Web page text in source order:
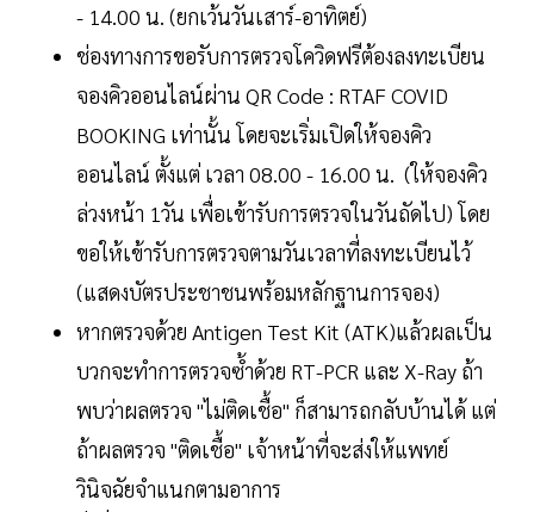
- 14.00 น. (ยกเว้นวันเสาร์-อาทิตย์)
ช่องทางการขอรับการตรวจโควิดฟรีต้องลงทะเบียน
จองคิวออนไลน์ผ่าน QR Code : RTAF COVID
BOOKING เท่านั้น โดยจะเริ่มเปิดให้จองคิว
ออนไลน์ ตั้งแต่ เวลา 08.00 - 16.00 น. (ให้จองคิว
ล่วงหน้า 1วัน เพื่อเข้ารับการตรวจในวันถัดไป) โดย
ขอให้เข้ารับการตรวจตามวันเวลาที่ลงทะเบียนไว้
(แสดงบัตรประชาชนพร้อมหลักฐานการจอง)
หากตรวจด้วย Antigen Test Kit (ATK)แล้วผลเป็น
บวกจะทำการตรวจซ้ำด้วย RT-PCR และ X-Ray ถ้า
พบว่าผลตรวจ "ไม่ติดเชื้อ" ก็สามารถกลับบ้านได้ แต่
ถ้าผลตรวจ "ติดเชื้อ" เจ้าหน้าที่จะส่งให้แพทย์
วินิจฉัยจำแนกตามอาการ